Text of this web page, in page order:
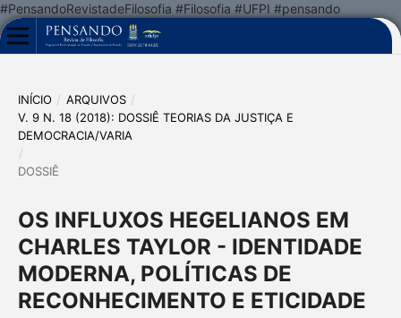
#PensandoRevistadeFilosofia #Filosofia #UFPI #pensando
INÍCIO / ARQUIVOS /
V. 9 N. 18 (2018): DOSSIÊ TEORIAS DA JUSTIÇA E
DEMOCRACIA/VARIA
/
DOSSIÊ
OS INFLUXOS HEGELIANOS EM
CHARLES TAYLOR - IDENTIDADE
MODERNA, POLÍTICAS DE
RECONHECIMENTO E ETICIDADE